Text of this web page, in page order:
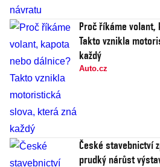
Proč říkáme volant,
Takto vznikla
každý
Auto.cz
České stavebnictví
prudký nárůst